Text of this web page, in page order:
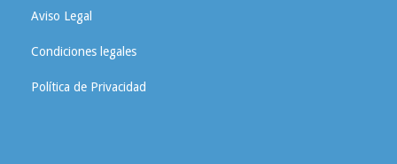
Aviso Legal
Condiciones legales
Política de Privacidad